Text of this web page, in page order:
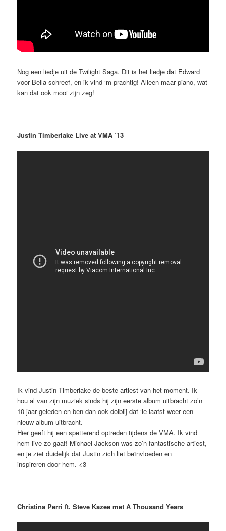
Nog een liedje uit de Twilight Saga. Dit is het liedje dat Edward
voor Bella schreef, en ik vind ‘m prachtig! Alleen maar piano, wat
kan dat ook mooi zijn zeg!
Justin Timberlake Live at VMA ’13
Ik vind Justin Timberlake de beste artiest van het moment. Ik
hou al van zijn muziek sinds hij zijn eerste album uitbracht zo’n
10 jaar geleden en ben dan ook dolblij dat ‘ie laatst weer een
nieuw album uitbracht.
Hier geeft hij een spetterend optreden tijdens de VMA. Ik vind
hem live zo gaaf! Michael Jackson was zo’n fantastische artiest,
en je ziet duidelijk dat Justin zich liet beïnvloeden en
inspireren door hem. <3
Christina Perri ft. Steve Kazee met A Thousand Years